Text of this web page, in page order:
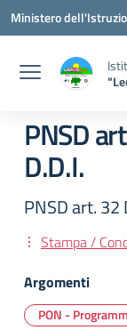
Vai ai contenuti
Vai al menu di
Vai al footer
Ministero
PNSD
D.D.I.
PNSD art. 32
Stampa /
Argomenti
PON -